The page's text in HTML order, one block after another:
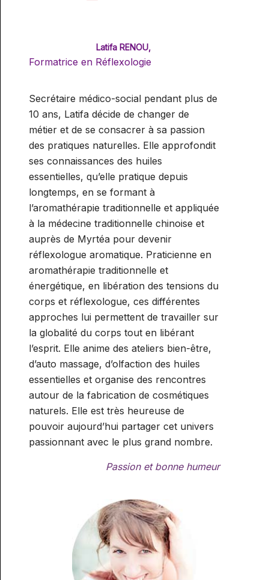
Latifa RENOU,
Formatrice en Réflexologie
Secrétaire médico-social pendant plus de
10 ans, Latifa décide de changer de
métier et de se consacrer à sa passion
des pratiques naturelles. Elle approfondit
ses connaissances des huiles
essentielles, qu’elle pratique depuis
longtemps, en se formant à
l’aromathérapie traditionnelle et appliquée
à la médecine traditionnelle chinoise et
auprès de Myrtéa pour devenir
réflexologue aromatique. Praticienne en
aromathérapie traditionnelle et
énergétique, en libération des tensions du
corps et réflexologue, ces différentes
approches lui permettent de travailler sur
la globalité du corps tout en libérant
l’esprit. Elle anime des ateliers bien-être,
d’auto massage, d’olfaction des huiles
essentielles et organise des rencontres
autour de la fabrication de cosmétiques
naturels. Elle est très heureuse de
pouvoir aujourd’hui partager cet univers
passionnant avec le plus grand nombre.
Passion et bonne humeur